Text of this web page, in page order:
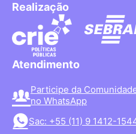
Realização
Atendimento
Participe da
no WhatsApp
Sac: +55 (11) 9 1412-